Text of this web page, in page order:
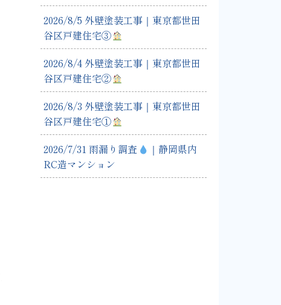
2026/8/5 外壁塗装工事｜東京都世田
谷区戸建住宅③
2026/8/4 外壁塗装工事｜東京都世田
谷区戸建住宅②
2026/8/3 外壁塗装工事｜東京都世田
谷区戸建住宅①
2026/7/31 雨漏り調査
｜静岡県内
RC造マンション